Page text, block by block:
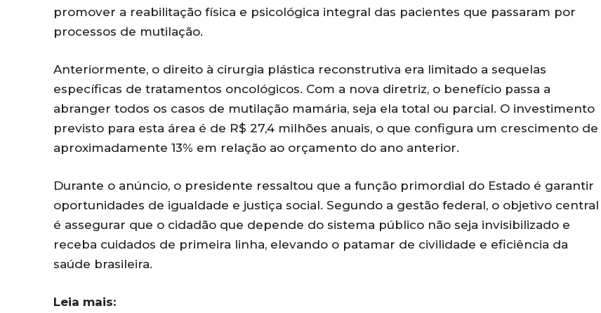
promover a reabilitação física e psicológica integral das pacientes que passaram por
processos de mutilação.
Anteriormente, o direito à cirurgia plástica reconstrutiva era limitado a sequelas
específicas de tratamentos oncológicos. Com a nova diretriz, o benefício passa a
abranger todos os casos de mutilação mamária, seja ela total ou parcial. O investimento
previsto para esta área é de R$ 27,4 milhões anuais, o que configura um crescimento de
aproximadamente 13% em relação ao orçamento do ano anterior.
Durante o anúncio, o presidente ressaltou que a função primordial do Estado é garantir
oportunidades de igualdade e justiça social. Segundo a gestão federal, o objetivo central
é assegurar que o cidadão que depende do sistema público não seja invisibilizado e
receba cuidados de primeira linha, elevando o patamar de civilidade e eficiência da
saúde brasileira.
Leia mais: